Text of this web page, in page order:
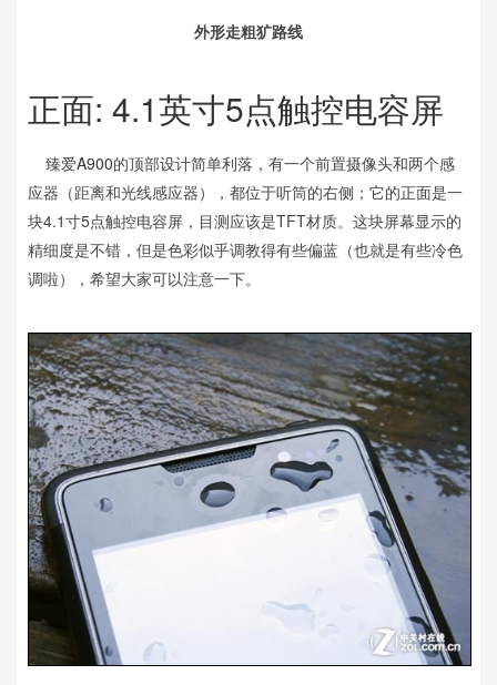
外形走粗犷路线
正面: 4.1英寸5点触控电容屏
臻爱A900的顶部设计简单利落，有一个前置摄像头和两个感
应器（距离和光线感应器），都位于听筒的右侧；它的正面是一
块4.1寸5点触控电容屏，目测应该是TFT材质。这块屏幕显示的
精细度是不错，但是色彩似乎调教得有些偏蓝（也就是有些冷色
调啦），希望大家可以注意一下。